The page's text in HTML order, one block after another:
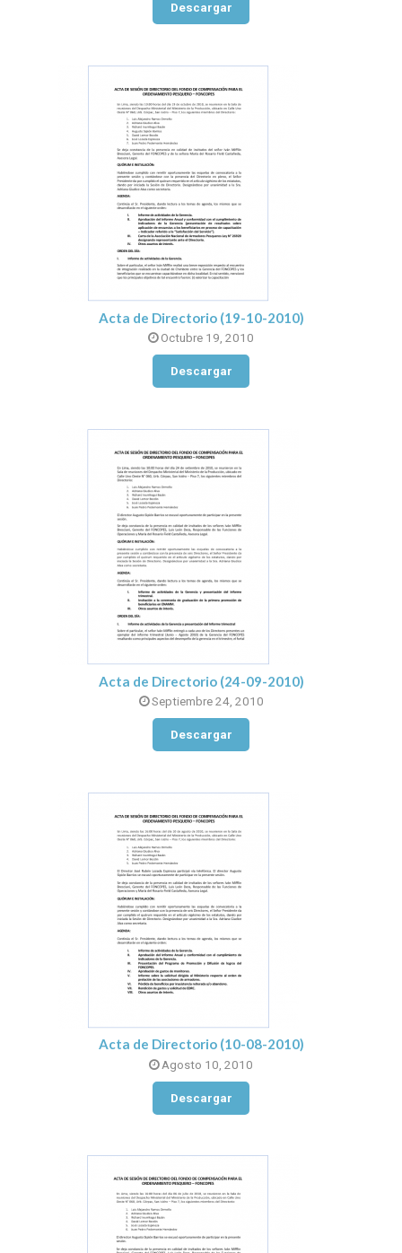
Descargar
Acta de Directorio (19-10-2010)
Octubre 19, 2010
Descargar
Acta de Directorio (24-09-2010)
Septiembre 24, 2010
Descargar
Acta de Directorio (10-08-2010)
Agosto 10, 2010
Descargar